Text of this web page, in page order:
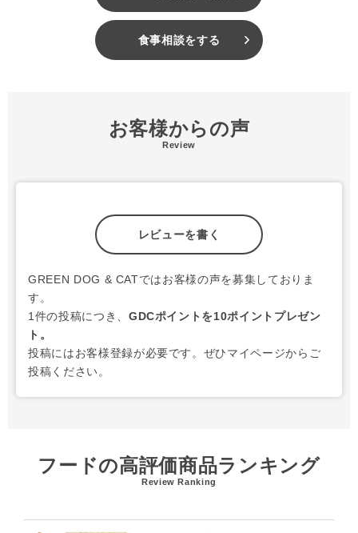
食事相談をする
お客様からの声
Review
レビューを書く
GREEN DOG & CATではお客様の声を募集しておりま
す。
1件の投稿につき、 GDCポイントを10ポイントプレゼン
ト。
投稿にはお客様登録が必要です。ぜひマイページからご
投稿ください。
フードの高評価商品ランキング
Review Ranking